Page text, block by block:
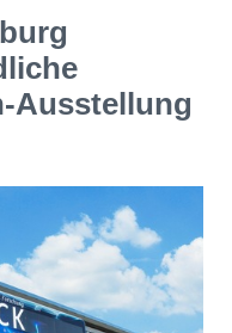
Ausstellung